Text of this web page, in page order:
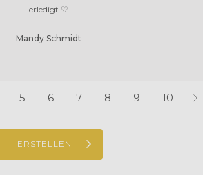
erledigt ♡
Mandy Schmidt
5 6 7 8 9 10
ERSTELLEN